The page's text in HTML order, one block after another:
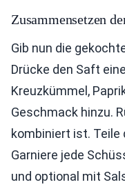
Zusammensetzen
Gib nun die
Drücke den Saft
Kreuzkümmel,
Geschmack hinzu.
kombiniert ist. Teile
Garniere jede
und optional mit